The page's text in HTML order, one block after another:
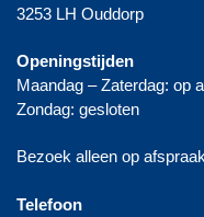
3253 LH Ouddorp
Openingstijden
Maandag – Zaterdag: op
Zondag: gesloten
Bezoek alleen op afspraak
Telefoon